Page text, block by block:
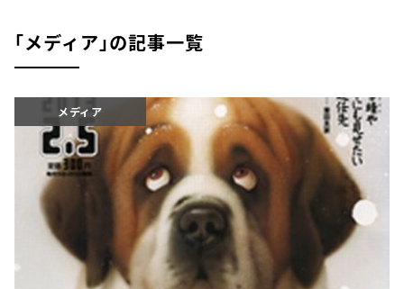
｢メディア｣の記事一覧
メディア